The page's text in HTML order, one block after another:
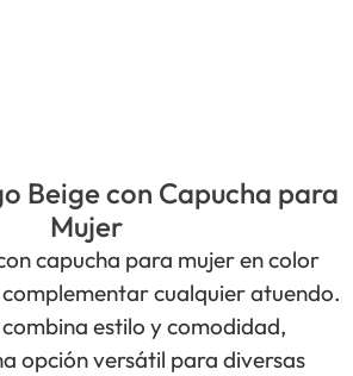
Beige con Capucha para
Mujer
capucha para mujer en color
cualquier atuendo.
combina estilo y comodidad,
opción versátil para diversas